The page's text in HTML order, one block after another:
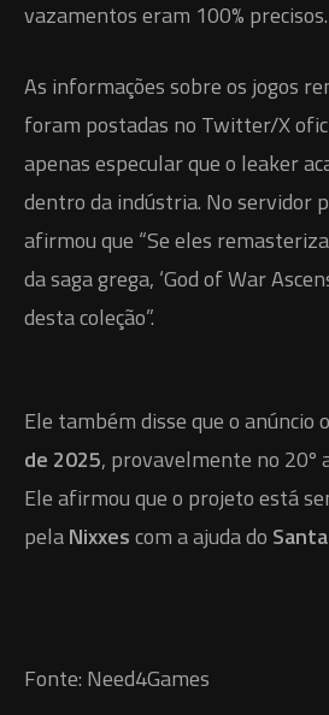
vazamentos eram 100% precisos.
As informações sobre os jogos
foram postadas no Twitter/X
apenas especular que o leaker
dentro da indústria. No servidor
afirmou que “Se eles
da saga grega, ‘God of War
desta coleção”.
pelaNixxescom a ajuda do